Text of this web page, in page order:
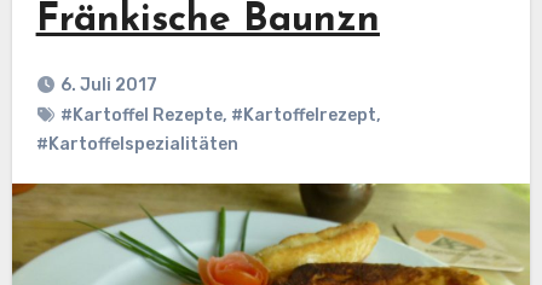
Fränkische Baunzn
6. Juli 2017
#Kartoffel Rezepte, #Kartoffelrezept,
#Kartoffelspezialitäten